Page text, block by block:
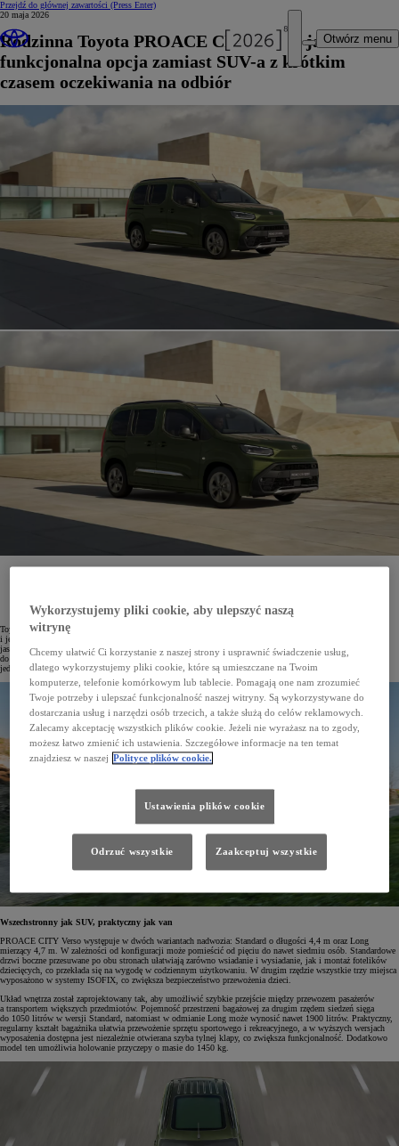
Przejdź do głównej zawartości (Press Enter)
Otwórz menu
20 maja 2026
Rodzinna Toyota PROACE CITY Verso jako
funkcjonalna opcja zamiast SUV-a z krótkim
czasem oczekiwania na odbiór
przedsiębiorstw lub od 1496 zł brutto dla klientów indywidualnych.
Toyota PROACE CITY Verso łączy wygodę samochodu osobowego z praktycznością kompaktowego vana
i jest jednym z najchętniej wybieranych modeli w ofercie Toyota Professional. Wyróżnia się przestronnym,
jasnym wnętrzem oraz dużym bagażnikiem, a szeroki wybór akcesoriów umożliwia dopasowanie pojazdu
do indywidualnych potrzeb. Elastyczna aranżacja przestrzeni, wysoka ładowność oraz zróżnicowana oferta
jednostek napędowych sprawiają, że stanowi on bardzo funkcjonalną alternatywę dla SUV-ów.
Wszechstronny jak SUV, praktyczny jak van
PROACE CITY Verso występuje w dwóch wariantach nadwozia: Standard o długości 4,4 m oraz Long
mierzący 4,7 m. W zależności od konfiguracji może pomieścić od pięciu do nawet siedmiu osób. Standardowe
drzwi boczne przesuwane po obu stronach ułatwiają zarówno wsiadanie i wysiadanie, jak i montaż fotelików
dziecięcych, co przekłada się na wygodę w codziennym użytkowaniu. W drugim rzędzie wszystkie trzy miejsca
wyposażono w systemy ISOFIX, co zwiększa bezpieczeństwo przewożenia dzieci.
Układ wnętrza został zaprojektowany tak, aby umożliwić szybkie przejście między przewozem pasażerów
a transportem większych przedmiotów. Pojemność przestrzeni bagażowej za drugim rzędem siedzeń sięga
do 1050 litrów w wersji Standard, natomiast w odmianie Long może wynosić nawet 1900 litrów. Praktyczny,
regularny kształt bagażnika ułatwia przewożenie sprzętu sportowego i rekreacyjnego, a w wyższych wersjach
wyposażenia dostępna jest niezależnie otwierana szyba tylnej klapy, co zwiększa funkcjonalność. Dodatkowo
model ten umożliwia holowanie przyczepy o masie do 1450 kg.
Wykorzystujemy pliki cookie, aby ulepszyć naszą
witrynę
Chcemy ułatwić Ci korzystanie z naszej strony i usprawnić świadczenie usług,
dlatego wykorzystujemy pliki cookie, które są umieszczane na Twoim
komputerze, telefonie komórkowym lub tablecie. Pomagają one nam zrozumieć
Twoje potrzeby i ulepszać funkcjonalność naszej witryny. Są wykorzystywane do
dostarczania usług i narzędzi osób trzecich, a także służą do celów reklamowych.
Zalecamy akceptację wszystkich plików cookie. Jeżeli nie wyrażasz na to zgody,
możesz łatwo zmienić ich ustawienia. Szczegółowe informacje na ten temat
znajdziesz w naszej Polityce plików cookie.
Ustawienia plików cookie
Odrzuć wszystkie Zaakceptuj wszystkie